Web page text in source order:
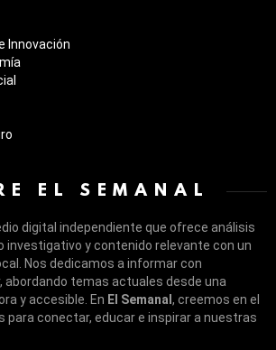
Innovación
EL SEMANAL
digital independiente que ofrece análisis
investigativo y contenido relevante con un
Nos dedicamos a informar con
abordando temas actuales desde una
y accesible. En El Semanal , creemos en el
para conectar, educar e inspirar a nuestras